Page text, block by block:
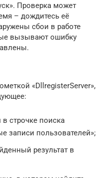
Проверка может
– дождитесь её
сбои в работе
вызывают ошибку
«DllregisterServer»,
в строчке поиска
записи пользователей»;
результат в